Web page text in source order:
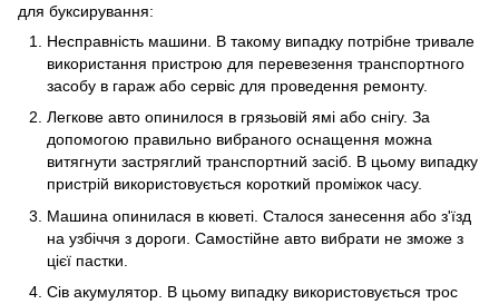
для буксирування:
Несправність машини. В такому випадку потрібне тривале
використання пристрою для перевезення транспортного
засобу в гараж або сервіс для проведення ремонту.
Легкове авто опинилося в грязьовій ямі або снігу. За
допомогою правильно вибраного оснащення можна
витягнути застряглий транспортний засіб. В цьому випадку
пристрій використовується короткий проміжок часу.
Машина опинилася в кюветі. Сталося занесення або з'їзд
на узбіччя з дороги. Самостійне авто вибрати не зможе з
цієї пастки.
Сів акумулятор. В цьому випадку використовується трос